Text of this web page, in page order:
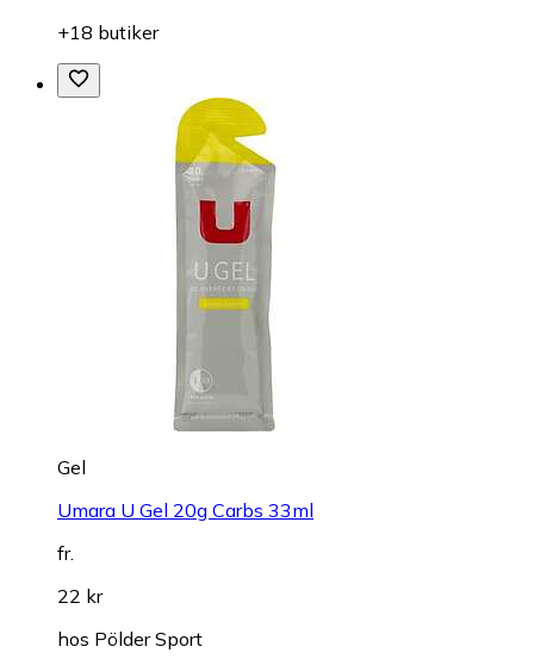
+18 butiker
Gel
Umara U Gel 20g Carbs 33ml
fr.
22 kr
hos Pölder Sport